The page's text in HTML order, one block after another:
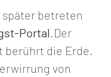
später betreten
Portal .Der
berührt die Erde.
von